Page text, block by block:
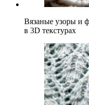
Вязаные узоры и
в 3D текстурах